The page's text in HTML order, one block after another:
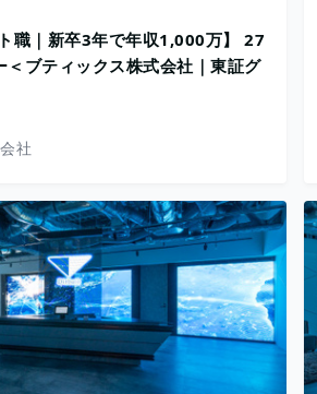
職｜新卒3年で年収1,000万】 27
＜ブティックス株式会社｜東証グ
社